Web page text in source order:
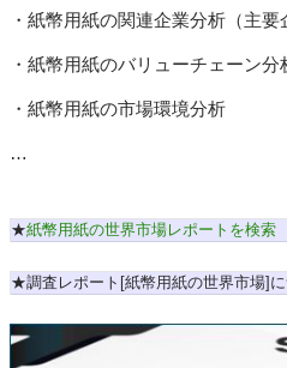
・紙幣用紙の関連企業分析（主要
・紙幣用紙のバリューチェーン分
・紙幣用紙の市場環境分析
…
★紙幣用紙の世界市場レポートを検索
★調査レポート[紙幣用紙の世界市場]